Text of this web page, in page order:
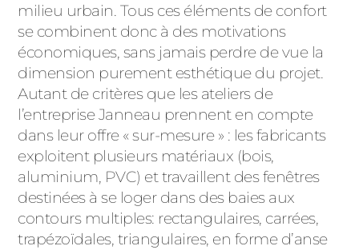
milieu urbain. Tous ces éléments de confort
se combinent donc à des motivations
économiques, sans jamais perdre de vue la
dimension purement esthétique du projet.
Autant de critères que les ateliers de
l’entreprise Janneau prennent en compte
dans leur offre « sur-mesure » : les fabricants
exploitent plusieurs matériaux (bois,
aluminium, PVC) et travaillent des fenêtres
destinées à se loger dans des baies aux
contours multiples: rectangulaires, carrées,
trapézoïdales, triangulaires, en forme d’anse